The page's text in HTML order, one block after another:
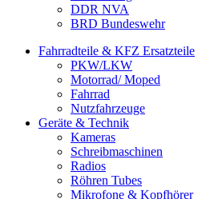
DDR NVA
BRD Bundeswehr
Fahrradteile & KFZ Ersatzteile
PKW/LKW
Motorrad/ Moped
Fahrrad
Nutzfahrzeuge
Geräte & Technik
Kameras
Schreibmaschinen
Radios
Röhren Tubes
Mikrofone & Kopfhörer